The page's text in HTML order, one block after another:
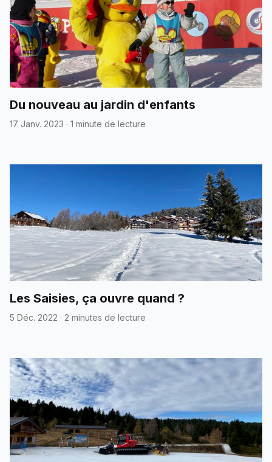
Du nouveau au jardin d'enfants
17 Janv. 2023 · 1 minute de lecture
Les Saisies, ça ouvre quand ?
5 Déc. 2022 · 2 minutes de lecture